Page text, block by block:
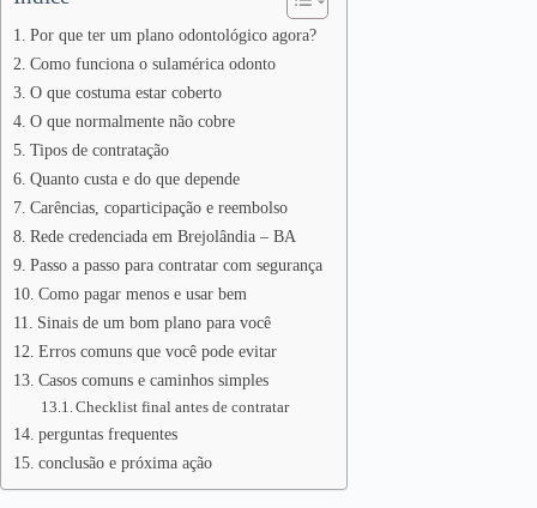
Por que ter um plano odontológico agora?
Como funciona o sulamérica odonto
O que costuma estar coberto
O que normalmente não cobre
Tipos de contratação
Quanto custa e do que depende
Carências, coparticipação e reembolso
Rede credenciada em Brejolândia – BA
Passo a passo para contratar com segurança
Como pagar menos e usar bem
Sinais de um bom plano para você
Erros comuns que você pode evitar
Casos comuns e caminhos simples
Checklist final antes de contratar
perguntas frequentes
conclusão e próxima ação